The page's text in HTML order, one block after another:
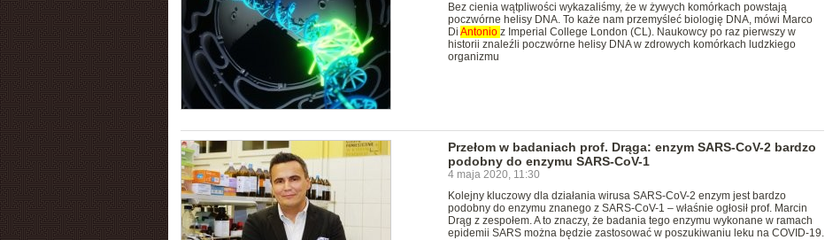
Bez cienia wątpliwości wykazaliśmy, że w żywych komórkach powstają
poczwórne helisy DNA. To każe nam przemyśleć biologię DNA, mówi Marco
Di Antonio z Imperial College London (CL). Naukowcy po raz pierwszy w
historii znaleźli poczwórne helisy DNA w zdrowych komórkach ludzkiego
organizmu
Przełom w badaniach prof. Drąga: enzym SARS-CoV-2 bardzo
podobny do enzymu SARS-CoV-1
4 maja 2020, 11:30
Kolejny kluczowy dla działania wirusa SARS-CoV-2 enzym jest bardzo
podobny do enzymu znanego z SARS-CoV-1 – właśnie ogłosił prof. Marcin
Drąg z zespołem. A to znaczy, że badania tego enzymu wykonane w ramach
epidemii SARS można będzie zastosować w poszukiwaniu leku na COVID-19.